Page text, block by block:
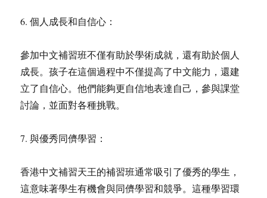
6. 個人成長和自信心：
參加中文補習班不僅有助於學術成就，還有助於個人
成長。孩子在這個過程中不僅提高了中文能力，還建
立了自信心。他們能夠更自信地表達自己，參與課堂
討論，並面對各種挑戰。
7. 與優秀同儕學習：
香港中文補習天王的補習班通常吸引了優秀的學生，
這意味著學生有機會與同儕學習和競爭。這種學習環